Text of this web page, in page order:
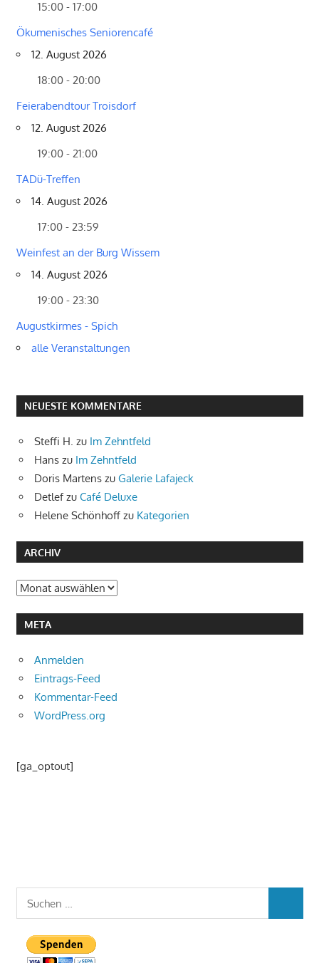
15:00 - 17:00
Ökumenisches Seniorencafé
12. August 2026
18:00 - 20:00
Feierabendtour Troisdorf
12. August 2026
19:00 - 21:00
TADü-Treffen
14. August 2026
17:00 - 23:59
Weinfest an der Burg Wissem
14. August 2026
19:00 - 23:30
Augustkirmes - Spich
alle Veranstaltungen
NEUESTE KOMMENTARE
Steffi H. zu Im Zehntfeld
Hans zu Im Zehntfeld
Doris Martens zu Galerie Lafajeck
Detlefzu Café Deluxe
Helene Schönhoff zu Kategorien
ARCHIV
Archiv
META
Anmelden
Eintrags-Feed
Kommentar-Feed
WordPress.org
[ga_optout]